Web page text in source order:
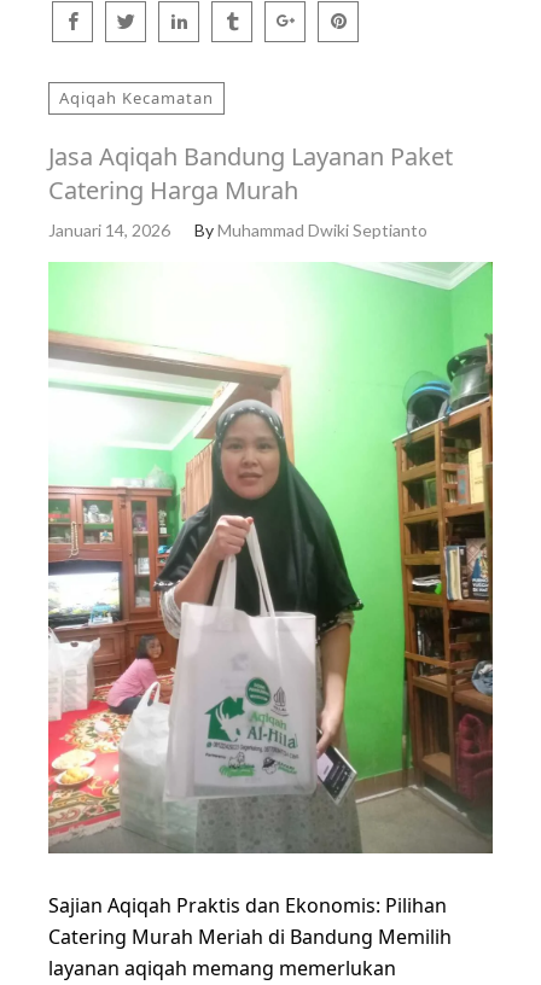
Aqiqah Kecamatan
Jasa Aqiqah Bandung Layanan Paket
Catering Harga Murah
Januari 14, 2026 ByMuhammad Dwiki Septianto
Sajian Aqiqah Praktis dan Ekonomis: Pilihan
Catering Murah Meriah di Bandung Memilih
layanan aqiqah memang memerlukan